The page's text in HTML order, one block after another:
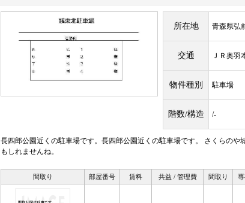
所在地 青森県弘
交通 ＪＲ奥
物件種別 駐車場
階数/構造 /-
長四郎公園近くの駐車場です。長四郎公園近くの駐車場です。 さくらの
もしれませんね。
間取り 部屋番号 賃料 共益 / 管理費 間取り